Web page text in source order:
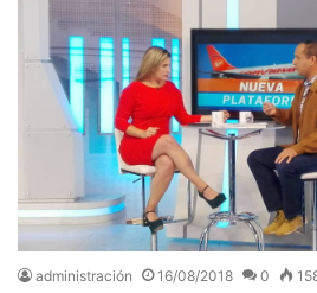
administración 16/08/2018 0